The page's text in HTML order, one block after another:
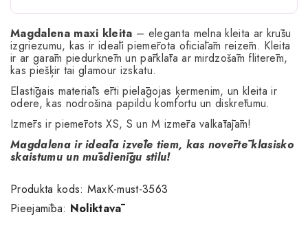
Magdalena maxi kleita – eleganta melna kleita ar krūšu
izgriezumu, kas ir ideāli piemērota oficiālām reizēm. Kleita
ir ar garām piedurknēm un pārklāta ar mirdzošām fliterēm,
kas piešķir tai glamour izskatu.
Elastīgais materiāls ērti pielāgojas ķermenim, un kleita ir
odere, kas nodrošina papildu komfortu un diskrētumu.
Izmērs ir piemērots XS, S un M izmēra valkātājām!
Magdalena ir ideāla izvēle tiem, kas novērtē klasisko
skaistumu un mūsdienīgu stilu!
Produkta kods: MaxK-must-3563
Pieejamība: Noliktavā